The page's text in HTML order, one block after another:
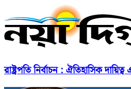
রাষ্ট্রপতি নির্বাচন : ঐতিহাসিক